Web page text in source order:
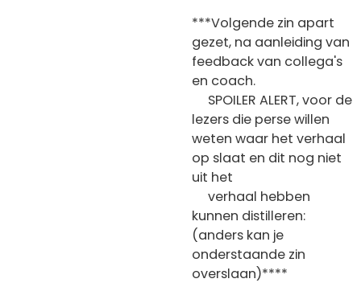
***Volgende zin apart
gezet, na aanleiding van
feedback van collega's
en coach.
SPOILER ALERT, voor de
lezers die perse willen
weten waar het verhaal
op slaat en dit nog niet
uit het
verhaal hebben
kunnen distilleren:
(anders kan je
onderstaande zin
overslaan)****